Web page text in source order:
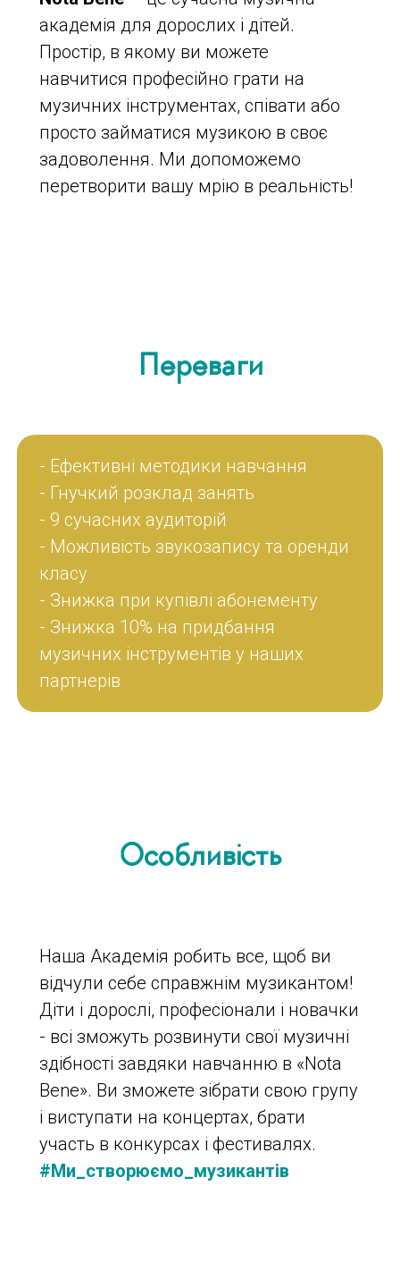
академія для дорослих і дітей.
Простір, в якому ви можете
навчитися професійно грати на
музичних інструментах, співати або
просто займатися музикою в своє
задоволення. Ми допоможемо
перетворити вашу мрію в реальність!
Переваги
- Ефективні методики навчання
- Гнучкий розклад занять
- 9 сучасних аудиторій
- Можливість звукозапису та оренди
класу
- Знижка при купівлі абонементу
- Знижка 10% на придбання
музичних інструментів у наших
партнерів
Особливість
Наша Академія робить все, щоб ви
відчули себе справжнім музикантом!
Діти і дорослі, професіонали і новачки
- всі зможуть розвинути свої музичні
здібності завдяки навчанню в «Nota
Bene». Ви зможете зібрати свою групу
і виступати на концертах, брати
участь в конкурсах і фестивалях.
#Ми_створюємо_музикантів